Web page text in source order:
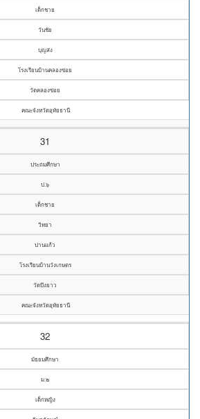
เด็กชาย
วันชัย
บุญส่ง
โรงเรียนบ้านคลองข่อย
วัดคลองข่อย
คณะจังหวัดอุทัยธานี
31
ประถมศึกษา
ป.๖
เด็กชาย
วิทยา
ปานแก้ว
โรงเรียนบ้านวังเกษตร
วัดบึงยาว
คณะจังหวัดอุทัยธานี
32
มัธยมศึกษา
ม.๒
เด็กหญิง